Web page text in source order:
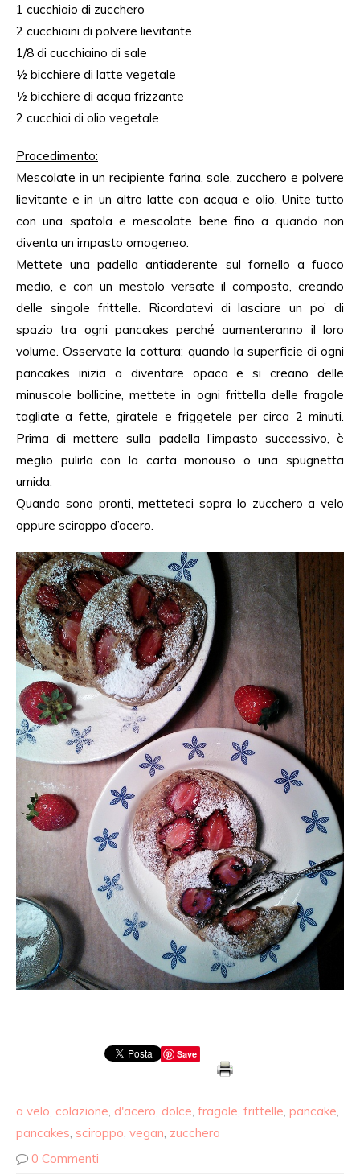
1 cucchiaio di zucchero
2 cucchiaini di polvere lievitante
1/8 di cucchiaino di sale
½ bicchiere di latte vegetale
½ bicchiere di acqua frizzante
2 cucchiai di olio vegetale
Procedimento:
Mescolate in un recipiente farina, sale, zucchero e polvere
lievitante e in un altro latte con acqua e olio. Unite tutto
con una spatola e mescolate bene fino a quando non
diventa un impasto omogeneo.
Mettete una padella antiaderente sul fornello a fuoco
medio, e con un mestolo versate il composto, creando
delle singole frittelle. Ricordatevi di lasciare un po’ di
spazio tra ogni pancakes perché aumenteranno il loro
volume. Osservate la cottura: quando la superficie di ogni
pancakes inizia a diventare opaca e si creano delle
minuscole bollicine, mettete in ogni frittella delle fragole
tagliate a fette, giratele e friggetele per circa 2 minuti.
Prima di mettere sulla padella l’impasto successivo, è
meglio pulirla con la carta monouso o una spugnetta
umida.
Quando sono pronti, metteteci sopra lo zucchero a velo
oppure sciroppo d’acero.
Save
a velo, colazione, d'acero, dolce, fragole, frittelle, pancake,
pancakes, sciroppo, vegan, zucchero
0 Commenti